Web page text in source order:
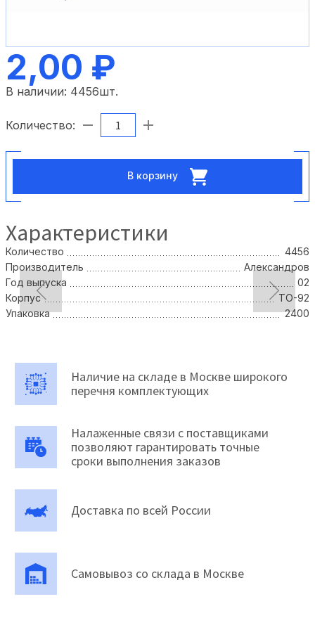
2,00 ₽
В наличии: 4456шт.
Количество:
В корзину
Характеристики
Количество
4456
Производитель
Александров
Год выпуска
02
Корпус
TO-92
Упаковка
2400
Наличие на складе в Москве широкого
перечня комплектующих
Налаженные связи с поставщиками
позволяют гарантировать точные
сроки выполнения заказов
Доставка по всей России
Самовывоз со склада в Москве